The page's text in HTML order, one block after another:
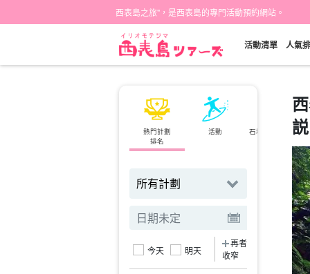
西表島之旅"，是西表島的專門活動預約網站。
活動清單 人氣
熱門計劃
排名
活動
石垣島⇄西表島
今天 明天
再者
收窄
説